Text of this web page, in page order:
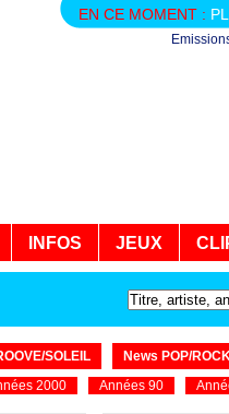
EN CE MOMENT :
INFOS JEUX
SOLEIL
News POP/
2000 Années 90